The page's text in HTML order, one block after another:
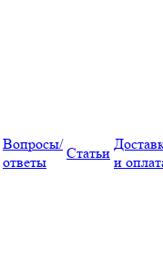
Вопросы/
ответы
Статьи
и